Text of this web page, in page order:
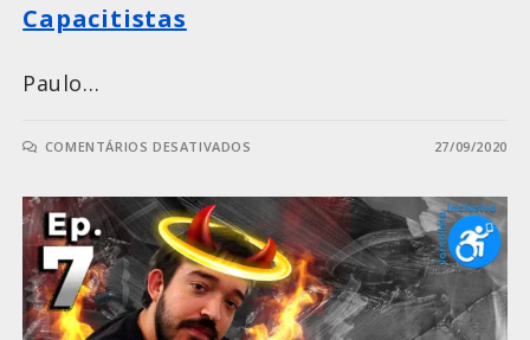
Capacitistas
Paulo…
COMENTÁRIOS DESATIVADOS 27/09/2020